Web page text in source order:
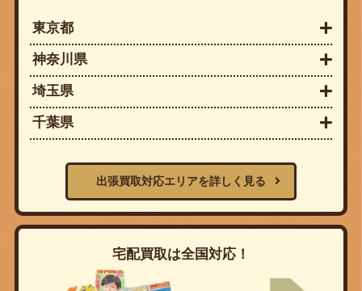
東京都
神奈川県
埼玉県
千葉県
出張買取対応エリアを詳しく見る
宅配買取は全国対応！